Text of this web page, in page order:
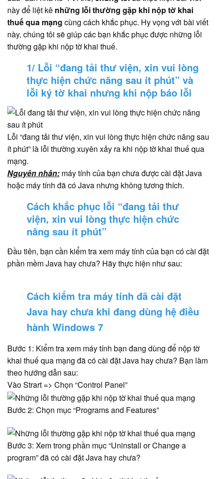
này để liệt kê những lỗi thường gặp khi nộp tờ khai
thuế qua mạng cùng cách khắc phục. Hy vọng với bài viết
này, chúng tôi sẽ giúp các bạn khắc phục được những lỗi
thường gặp khi nộp tờ khai thuế.
1/ Lỗi “đang tải thư viện, xin vui lòng
thực hiện chức năng sau ít phút” và
lỗi ký tờ khai nhưng khi nộp báo lỗi
Lỗi “đang tải thư viện, xin vui lòng thực hiện chức năng sau
ít phút” là lỗi thường xuyên xảy ra khi nộp tờ khai thuế qua
mạng.
Nguyên nhân: máy tính của bạn chưa được cài đặt Java
hoặc máy tính đã có Java nhưng không tương thích.
Cách khắc phục lỗi “đang tải thư
viện, xin vui lòng thực hiện chức
năng sau ít phút”
Đầu tiên, bạn cần kiểm tra xem máy tính của bạn có cài đặt
phần mềm Java hay chưa? Hãy thực hiện như sau:
Cách kiểm tra máy tính đã cài đặt
Java hay chưa khi đang dùng hệ điều
hành Windows 7
Bước 1: Kiểm tra xem máy tính bạn đang dùng để nộp tờ
khai thuế qua mạng đã có cài đặt Java hay chưa? Bạn làm
theo hướng dẫn sau:
Vào Strart => Chọn “Control Panel”
Bước 2: Chọn mục “Programs and Features”
Bước 3: Xem trong phần mục “Uninstall or Change a
program” đã có cài đặt Java hay chưa?